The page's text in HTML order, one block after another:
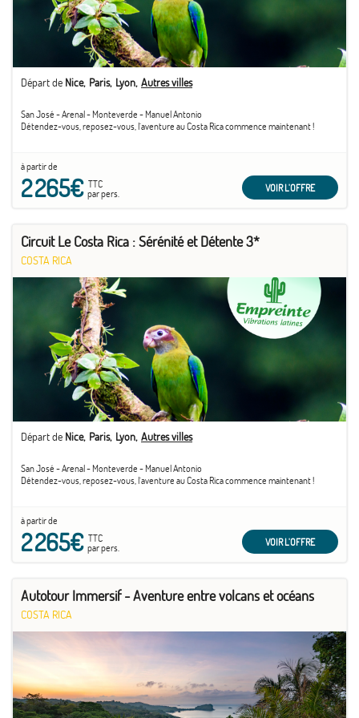
Départ de Nice Paris Lyon Autres villes
San José - Arenal - Monteverde - Manuel Antonio
Détendez-vous, reposez-vous, l´aventure au Costa Rica commence maintenant !
à partir de
2 265€TTC
par pers.
VOIR L'OFFRE
Circuit Le Costa Rica : Sérénité et Détente 3*
COSTA RICA
Départ de Nice Paris Lyon Autres villes
San José - Arenal - Monteverde - Manuel Antonio
Détendez-vous, reposez-vous, l´aventure au Costa Rica commence maintenant !
à partir de
2 265€TTC
par pers.
VOIR L'OFFRE
Autotour Immersif - Aventure entre volcans et océans
COSTA RICA